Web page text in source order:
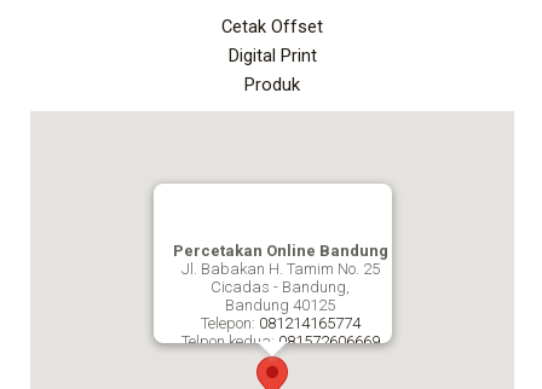
Cetak Offset
Digital Print
Produk
Percetakan Online Bandung
Jl. Babakan H. Tamim No. 25
Cicadas - Bandung,
Bandung 40125
Telepon: 081214165774
Telpon kedua: 081572606669
Percetakan Online Bandung